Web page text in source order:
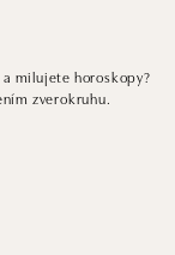
milujete horoskopy?
zverokruhu.